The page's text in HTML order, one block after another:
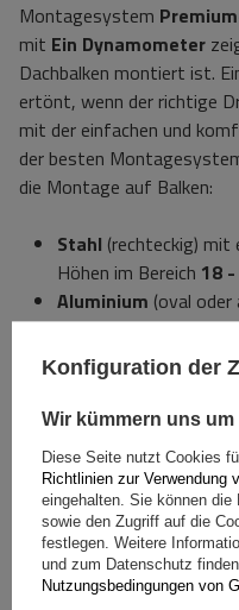
Montagesystem
mit Ein Dynamometer
Dachbalken montiert ist.
ertönt, wenn der richtige
mit der einfachen und
der besten
die Montage auf Balken:
Stahl (rechteckig) mit
Höhen im Bereich 18
Aluminium (oval
maximalen Breite95
mm
Die Premium Fit-
eine Anpassung an den
ermöglichen, der im
cm.
Im Set sind außerdem
Sicherung des Gepäcks
Konfiguration der
Wir kümmern uns
Diese Seite nutzt Cookies
Richtlinien zur Verwendung
eingehalten. Sie können die
sowie den Zugriff auf die
festlegen. Weitere
und zum Datenschutz
Nutzungsbedingungen von